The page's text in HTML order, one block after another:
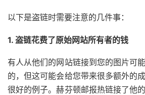
以下是盗链时需要注意的几件事：
1. 盗链花费了原始网站所有者的钱
有人从他们的网站链接到您的图片可
的，但这可能会给您带来很多额外的
很好的例子。赫芬顿邮报热链接了他